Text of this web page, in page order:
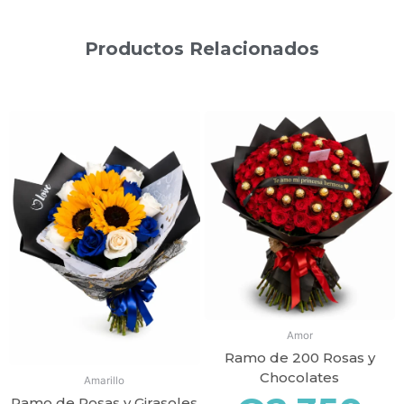
Productos Relacionados
Amarillo
Amor
Ramo de 200 Rosas y
Chocolates